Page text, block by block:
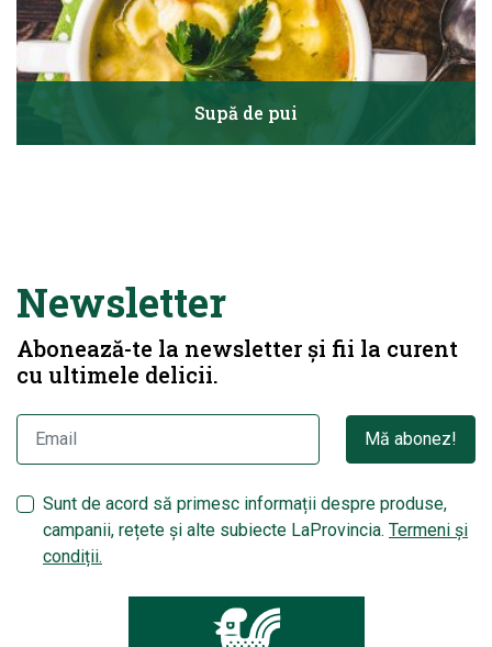
Supă de pui
Newsletter
Abonează-te la newsletter și fii la curent
cu ultimele delicii.
Mă abonez!
Sunt de acord să primesc informații despre produse,
campanii, rețete și alte subiecte LaProvincia. Termeni și
condiții.